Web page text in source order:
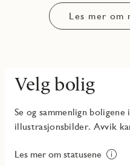
Les mer om
Velg bolig
Se og sammenlign
illustrasjonsbilder. Avvik
Les mer om statusene